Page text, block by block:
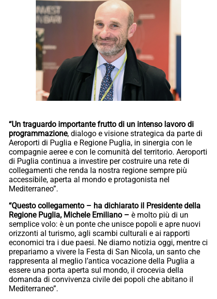
“Un traguardo importante frutto di un intenso lavoro di
programmazione, dialogo e visione strategica da parte di
Aeroporti di Puglia e Regione Puglia, in sinergia con le
compagnie aeree e con le comunità del territorio. Aeroporti
di Puglia continua a investire per costruire una rete di
collegamenti che renda la nostra regione sempre più
accessibile, aperta al mondo e protagonista nel
Mediterraneo”.
“Questo collegamento – ha dichiarato il Presidente della
Regione Puglia, Michele Emiliano – è molto più di un
semplice volo: è un ponte che unisce popoli e apre nuovi
orizzonti al turismo, agli scambi culturali e ai rapporti
economici tra i due paesi. Ne diamo notizia oggi, mentre ci
prepariamo a vivere la Festa di San Nicola, un santo che
rappresenta al meglio l’antica vocazione della Puglia a
essere una porta aperta sul mondo, il crocevia della
domanda di convivenza civile dei popoli che abitano il
Mediterraneo”.